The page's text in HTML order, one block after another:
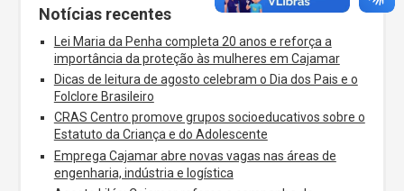
Notícias recentes
Lei Maria da Penha completa 20 anos e reforça a
importância da proteção às mulheres em Cajamar
Dicas de leitura de agosto celebram o Dia dos Pais e o
Folclore Brasileiro
CRAS Centro promove grupos socioeducativos sobre o
Estatuto da Criança e do Adolescente
Emprega Cajamar abre novas vagas nas áreas de
engenharia, indústria e logística